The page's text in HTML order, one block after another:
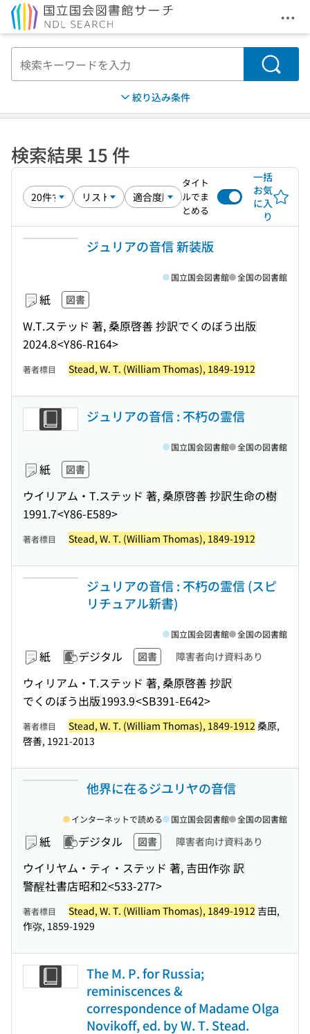
メ
検索
絞り込み条件
検索結果 15 件
タイト
ルでま
とめる
一括
お気
に入
り
ジュリアの音信 新装版
紙 図書
W.T.ステッド 著, 桑原啓善 抄訳でくのぼう出版
2024.8<Y86-R164>
国立国会図書館 全国の図書館
著者標目 Stead, W. T. (William Thomas), 1849-1912
ジュリアの音信 : 不朽の霊信
紙 図書
ウイリアム・T.ステッド 著, 桑原啓善 抄訳生命の樹
1991.7<Y86-E589>
国立国会図書館 全国の図書館
著者標目 Stead, W. T. (William Thomas), 1849-1912
ジュリアの音信 : 不朽の霊信 (スピ
リチュアル新書)
紙 デジタル 図書 障害者向け資料あり
ウィリアム・T.ステッド 著, 桑原啓善 抄訳
でくのぼう出版1993.9<SB391-E642>
国立国会図書館 全国の図書館
著者標目 Stead, W. T. (William Thomas), 1849-1912 桑原,
啓善, 1921-2013
他界に在るジユリヤの音信
紙 デジタル 図書 障害者向け資料あり
ウイリヤム・ティ・ステッド 著, 吉田作弥 訳
警醒社書店昭和2<533-277>
インターネットで読める 国立国会図書館 全国の図書館
著者標目 Stead, W. T. (William Thomas), 1849-1912 吉田,
作弥, 1859-1929
The M. P. for Russia;
reminiscences &
correspondence of Madame Olga
Novikoff, ed. by W. T. Stead.